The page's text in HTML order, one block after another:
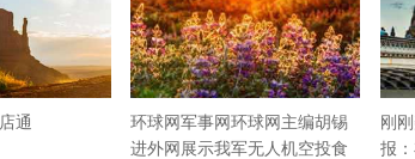
通
环球网军事网环球网主编胡锡
进外网展示我军无人机空投食
刚
报